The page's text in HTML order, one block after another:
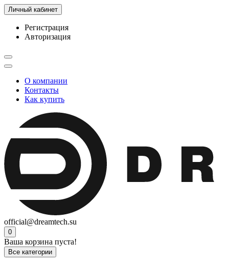
Личный кабинет
Регистрация
Авторизация
О компании
Контакты
Как купить
official@dreamtech.su
0
Ваша корзина пуста!
Все категории